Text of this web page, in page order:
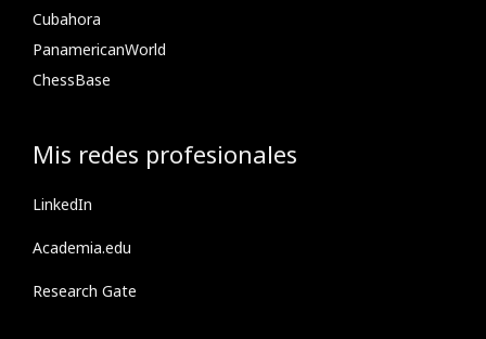
Cubahora
PanamericanWorld
ChessBase
Mis redes profesionales
LinkedIn
Academia.edu
Research Gate